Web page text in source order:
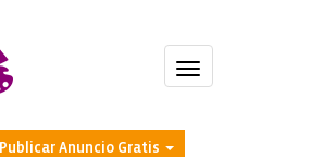
Toggle
navigation
Publicar Anuncio Gratis